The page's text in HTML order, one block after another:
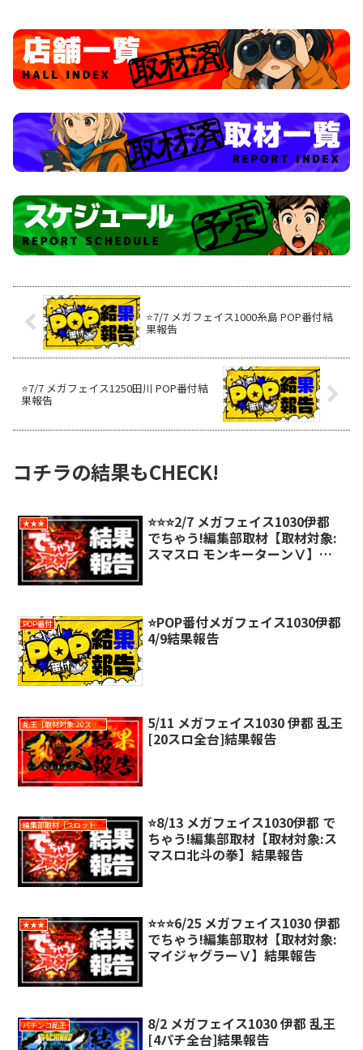
⭐️7/7 メガフェイス1000糸島 POP番付結
果報告
⭐️7/7 メガフェイス1250田川 POP番付結
果報告
コチラの結果もCHECK!
★★★
⭐️⭐️⭐️2/7 メガフェイス1030伊都
でちゃう!編集部取材【取材対象:
スマスロ モンキーターンⅤ】結
POP番付
⭐️POP番付メガフェイス1030伊都
4/9結果報告
乱王［取材対象:20スロ全台］
5/11 メガフェイス1030 伊都 乱王
[20スロ全台]結果報告
編集部取材［スロット対象機種アリ］
⭐️8/13 メガフェイス1030伊都 で
ちゃう!編集部取材【取材対象:ス
マスロ北斗の拳】結果報告
★★★
⭐️⭐️⭐️6/25 メガフェイス1030 伊都
でちゃう!編集部取材【取材対象:
マイジャグラーⅤ】結果報告
パチンコ乱王
8/2 メガフェイス1030 伊都 乱王
[4パチ全台]結果報告